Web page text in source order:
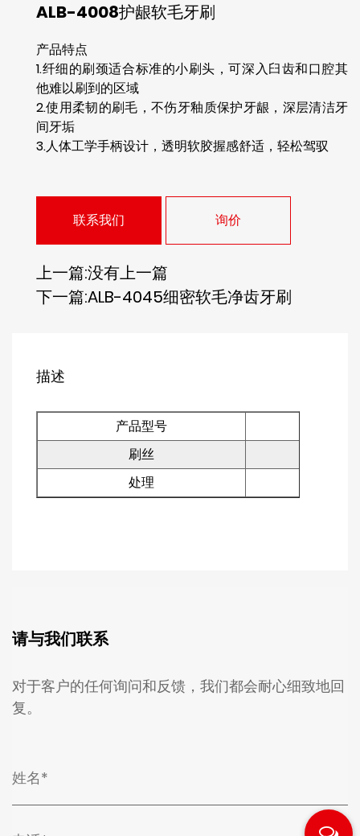
ALB-4008护龈软毛牙刷
产品特点
1.纤细的刷颈适合标准的小刷头，可深入臼齿和口腔其
他难以刷到的区域
2.使用柔韧的刷毛，不伤牙釉质保护牙龈，深层清洁牙
间牙垢
3.人体工学手柄设计，透明软胶握感舒适，轻松驾驭
联系我们 询价
上一篇:没有上一篇
下一篇:ALB-4045细密软毛净齿牙刷
描述
产品型号
刷丝
处理
请与我们联系
对于客户的任何询问和反馈，我们都会耐心细致地回
复。